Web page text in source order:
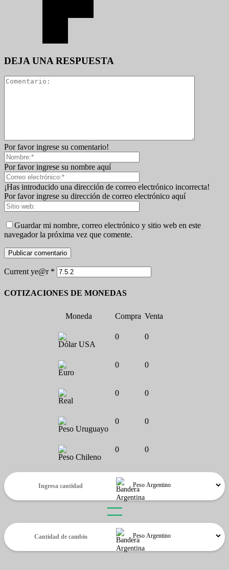
DEJA UNA RESPUESTA
Por favor ingrese su comentario!
Por favor ingrese su nombre aquí
¡Has introducido una dirección de correo electrónico incorrecta!
Por favor ingrese su dirección de correo electrónico aquí
Guardar mi nombre, correo electrónico y sitio web en este
navegador la próxima vez que comente.
Current ye@r *
COTIZACIONES DE MONEDAS
Moneda Compra Venta
Dólar USA
0 0
Euro
0 0
Real
0 0
Peso Uruguayo
0 0
Peso Chileno
0 0